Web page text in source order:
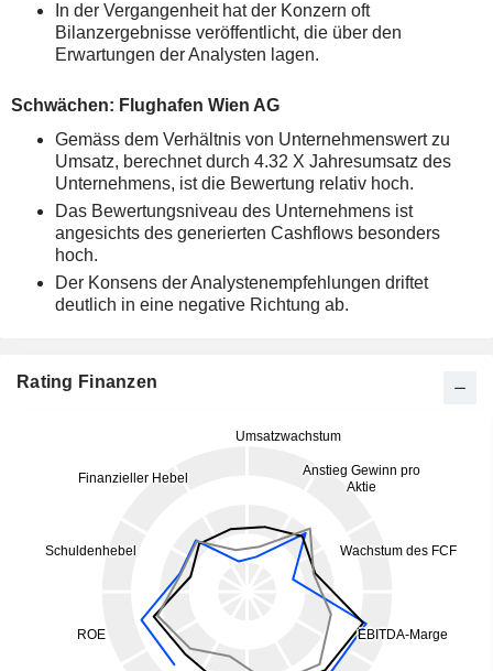
In der Vergangenheit hat der Konzern oft
Bilanzergebnisse veröffentlicht, die über den
Erwartungen der Analysten lagen.
Schwächen: Flughafen Wien AG
Gemäss dem Verhältnis von Unternehmenswert zu
Umsatz, berechnet durch 4.32 X Jahresumsatz des
Unternehmens, ist die Bewertung relativ hoch.
Das Bewertungsniveau des Unternehmens ist
angesichts des generierten Cashflows besonders
hoch.
Der Konsens der Analystenempfehlungen driftet
deutlich in eine negative Richtung ab.
Rating Finanzen